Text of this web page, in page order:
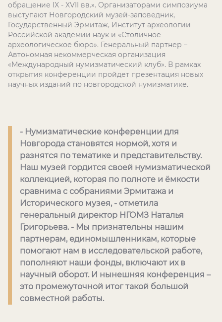
обращение IX - XVII вв.». Организаторами симпозиума
выступают Новгородский музей-заповедник,
Государственный Эрмитаж, Институт археологии
Российской академии наук и «Столичное
археологическое бюро». Генеральный партнер –
Автономная некоммерческая организация
«Международный нумизматический клуб». В рамках
открытия конференции пройдет презентация новых
научных изданий по новгородской нумизматике.
- Нумизматические конференции для
Новгорода становятся нормой, хотя и
разнятся по тематике и представительству.
Наш музей гордится своей нумизматической
коллекцией, которая по полноте и ёмкости
сравнима с собраниями Эрмитажа и
Исторического музея, - отметила
генеральный директор НГОМЗ Наталья
Григорьева. - Мы признательны нашим
партнерам, единомышленникам, которые
помогают нам в исследовательской работе,
пополняют наши фонды, включают их в
научный оборот. И нынешняя конференция –
это промежуточной итог такой большой
совместной работы.